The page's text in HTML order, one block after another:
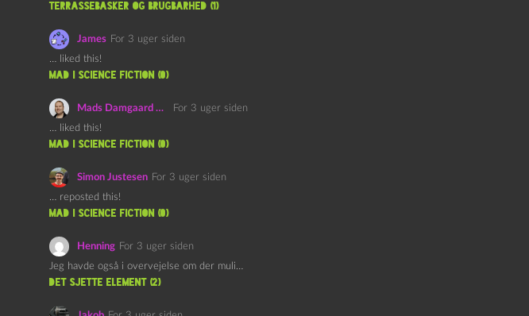
Terrassebasker og Brugbarhed (1)
James For 3 uger siden
… liked this!
mad i science fiction (0)
Mads Damgaard Mortensen (Å)
For 3 uger siden
… liked this!
mad i science fiction (0)
Simon Justesen For 3 uger siden
… reposted this!
mad i science fiction (0)
Henning For 3 uger siden
Jeg havde også i overvejelse om der muligvis kunne være…
det sjette element (2)